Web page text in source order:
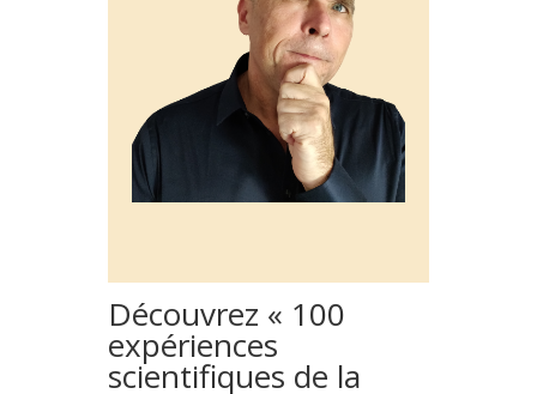
Découvrez « 100
expériences
scientifiques de la